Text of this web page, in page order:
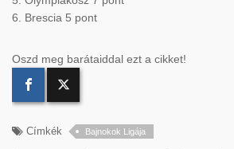
6. Brescia 5 pont
Oszd meg barátaiddal ezt a cikket!
Címkék Bajnokok Ligája